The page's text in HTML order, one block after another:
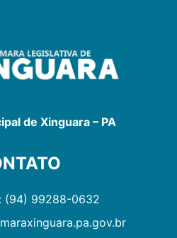
de Xinguara – PA
(94) 99288-0632